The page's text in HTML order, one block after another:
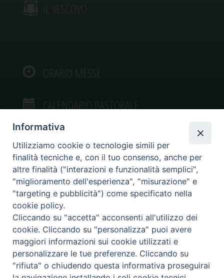
IL VESCOVO
ORARIO MESSE
CALENDARIO PASTORALE
VIDEOGALLERY
PHOTOGALLERY
Diocesi di Caltagirone
Piazza San Francesco d’Assisi, 9 – tel. 0933.34186 – fax 0933.820590 e-mail:
Informativa
Utilizziamo cookie o tecnologie simili per
finalità tecniche e, con il tuo consenso, anche per
altre finalità ("interazioni e funzionalità semplici",
"miglioramento dell'esperienza", "misurazione" e
"targeting e pubblicità") come specificato nella
cookie policy.
Cliccando su "accetta" acconsenti all'utilizzo dei
cookie. Cliccando su "personalizza" puoi avere
maggiori informazioni sui cookie utilizzati e
personalizzare le tue preferenze. Cliccando su
"rifiuta" o chiudendo questa informativa proseguirai